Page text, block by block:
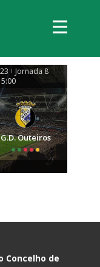
| Jornada 8
G.D. Outeiros
Concelho de